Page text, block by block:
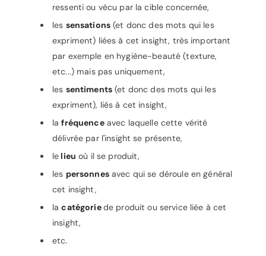
ressenti ou vécu par la cible concernée,
les sensations (et donc des mots qui les
expriment) liées à cet insight, très important
par exemple en hygiène-beauté (texture,
etc...) mais pas uniquement,
les sentiments (et donc des mots qui les
expriment), liés à cet insight,
lafréquenceavec laquelle cette vérité
délivrée par l'insight se présente,
le lieu où il se produit,
les personnesavec qui se déroule en général
cet insight,
lacatégoriede produit ou service liée à cet
insight,
etc.